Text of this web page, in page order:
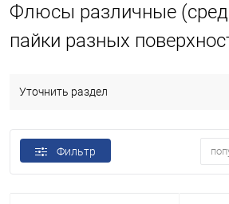
Флюсы различные
пайки разных
Уточнить раздел
Фильтр